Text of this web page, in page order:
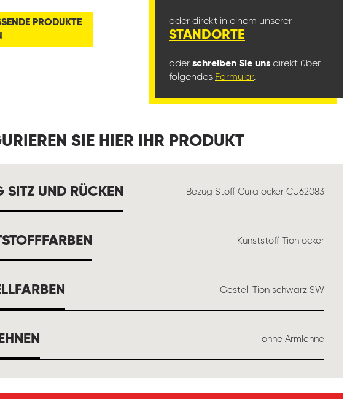
PRODUKTE
oder direkt in einem unserer
STANDORTE
oder schreiben Sie uns direkt über
folgendes Formular.
SIE HIER IHR PRODUKT
SITZ UND RÜCKEN AUSWÄHLENBezug Stoff Cura ocker CU62083
Kunststoff Tion ocker
Gestell Tion schwarz SW
ohne Armlehne